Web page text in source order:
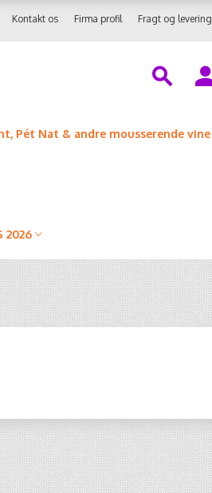
Fragt og levering
Firma profil
Kontakt os
Pét Nat & andre mousserende vine
2026